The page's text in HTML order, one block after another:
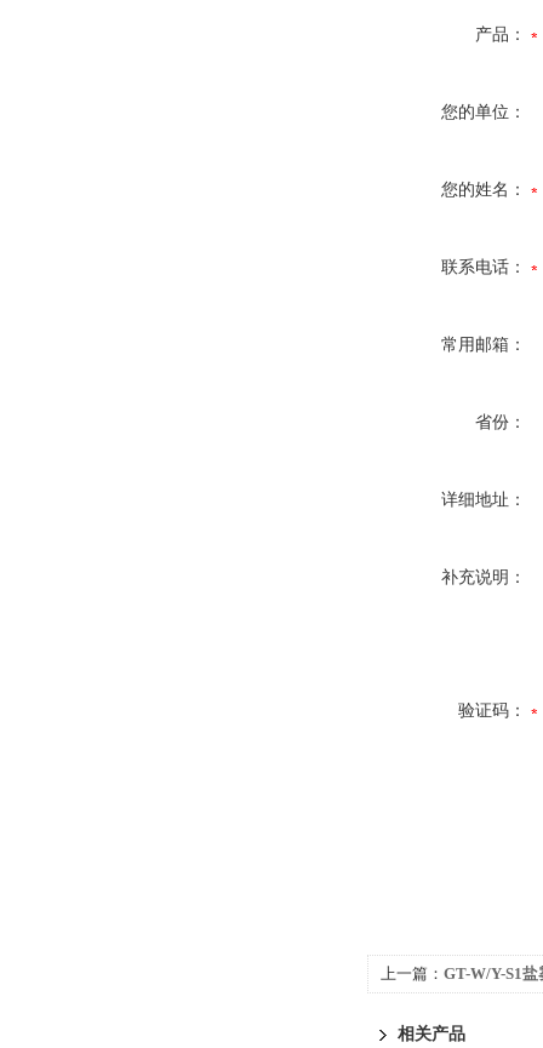
产品：
您的单位：
您的姓名：
联系电话：
常用邮箱：
省份：
详细地址：
补充说明：
验证码：
上一篇： GT-W/Y-S1
相关产品